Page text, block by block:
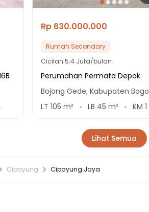
Rp 630.000.000
Rumah Secondary
Cicilan 5.4 Juta/bulan
Perumahan Permata Depok
Bojong Gede, Kabupaten
LT 105 m² LB 45 m² KM 1
Lihat Semua
Cipayung Cipayung Jaya